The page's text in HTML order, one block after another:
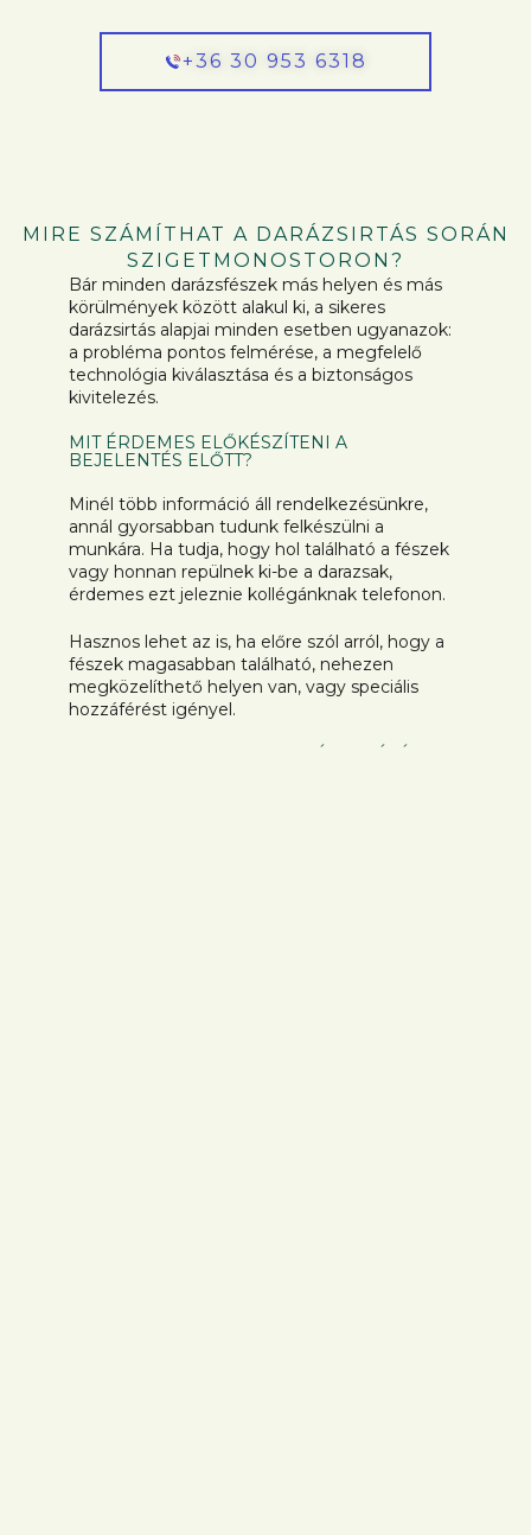
+36 30 953 6318
MIRE SZÁMÍTHAT A DARÁZSIRTÁS SORÁN
SZIGETMONOSTORON?
Bár minden darázsfészek más helyen és más
körülmények között alakul ki, a sikeres
darázsirtás alapjai minden esetben ugyanazok:
a probléma pontos felmérése, a megfelelő
technológia kiválasztása és a biztonságos
kivitelezés.
MIT ÉRDEMES ELŐKÉSZÍTENI A
BEJELENTÉS ELŐTT?
Minél több információ áll rendelkezésünkre,
annál gyorsabban tudunk felkészülni a
munkára. Ha tudja, hogy hol található a fészek
vagy honnan repülnek ki-be a darazsak,
érdemes ezt jeleznie kollégánknak telefonon.
Hasznos lehet az is, ha előre szól arról, hogy a
fészek magasabban található, nehezen
megközelíthető helyen van, vagy speciális
hozzáférést igényel.
MIT TEGYEN A SZAKEMBER ÉRKEZÉSÉIG?